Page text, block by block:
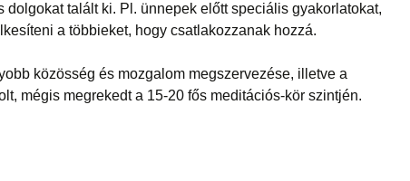
dolgokat talált ki. Pl. ünnepek előtt speciális gyakorlatokat,
a többieket, hogy csatlakozzanak hozzá.
közösség és mozgalom megszervezése, illetve a
mégis megrekedt a 15-20 fős meditációs-kör szintjén.